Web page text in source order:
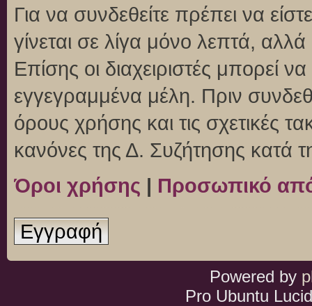
Για να συνδεθείτε πρέπει να
γίνεται σε λίγα μόνο λεπτά,
Επίσης οι διαχειριστές μπορεί
εγγεγραμμένα μέλη. Πριν
όρους χρήσης και τις σχετικές
κανόνες της Δ. Συζήτησης κατά
Όροι χρήσης | Προσωπικό
Εγγραφή
Powered by
Pro Ubuntu